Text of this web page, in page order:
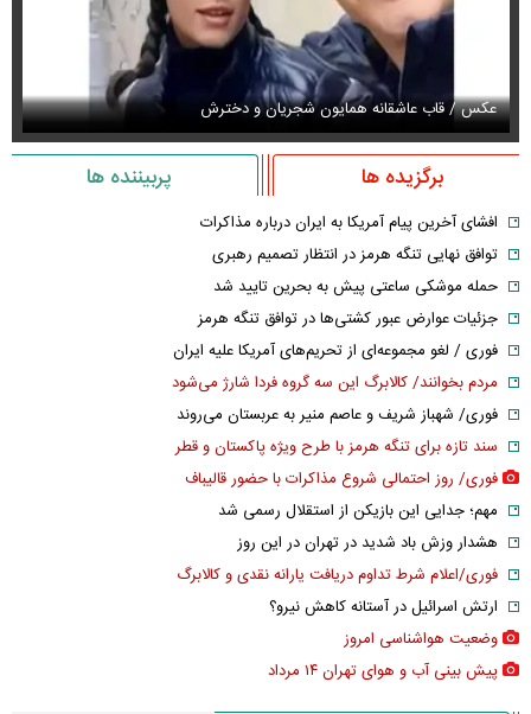
عکس / قاب عاشقانه همایون شجریان و دخترش
برگزیده ها پربیننده ها
افشای آخرین پیام آمریکا به ایران درباره مذاکرات
توافق نهایی تنگه هرمز در انتظار تصمیم رهبری
حمله موشکی ساعتی پیش به بحرین تایید شد
جزئیات عوارض عبور کشتی‌ها در توافق تنگه هرمز
فوری / لغو مجموعه‌ای از تحریم‌های آمریکا علیه ایران
مردم بخوانند/ کالابرگ این سه گروه فردا شارژ می‌شود
فوری/ شهباز شریف و عاصم منیر به عربستان می‌روند
سند تازه برای تنگه هرمز با طرح ویژه پاکستان و قطر
فوری/ روز احتمالی شروع مذاکرات با حضور قالیباف
مهم؛ جدایی این بازیکن از استقلال رسمی شد
هشدار وزش باد شدید در تهران در این روز
فوری/اعلام شرط تداوم دریافت یارانه نقدی و کالابرگ
ارتش اسرائیل در آستانه کاهش نیرو؟
وضعیت هواشناسی امروز
پیش بینی آب و هوای تهران ۱۴ مرداد